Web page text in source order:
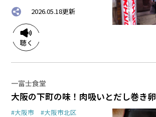
2026.05.18更新
一富士食堂
大阪の下町の味！肉吸いとだし巻き卵
#大阪市 #大阪市北区